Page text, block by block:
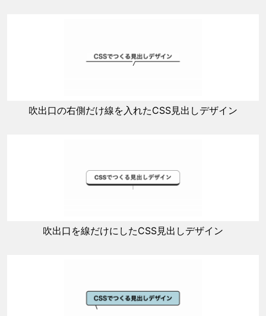
吹出口の右側だけ線を入れたCSS見出しデザイン
吹出口を線だけにしたCSS見出しデザイン